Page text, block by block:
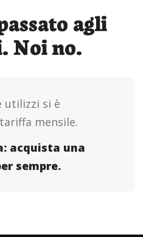
agli
Noi no.
utilizzi si è
mensile.
acquista una
sempre.